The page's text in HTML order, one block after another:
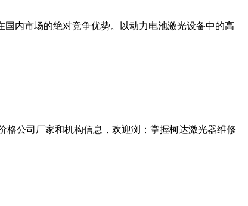
内市场的绝对竞争优势。以动力电池激光设备中的高
格公司厂家和机构信息，欢迎浏；掌握柯达激光器维修